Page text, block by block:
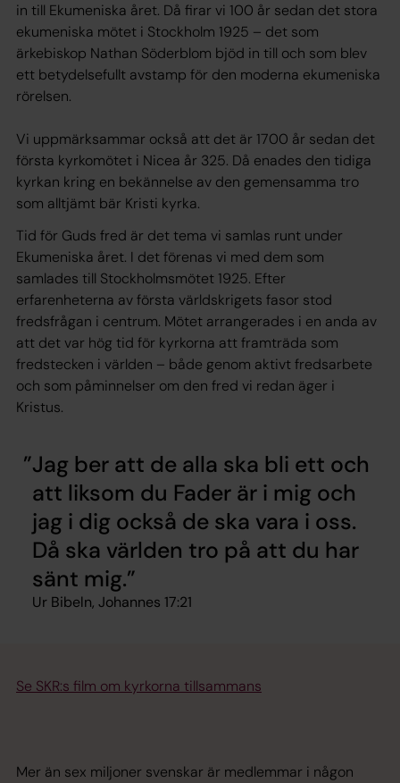
in till Ekumeniska året. Då firar vi 100 år sedan det stora
ekumeniska mötet i Stockholm 1925 – det som
ärkebiskop Nathan Söderblom bjöd in till och som blev
ett betydelsefullt avstamp för den moderna ekumeniska
rörelsen.
Vi uppmärksammar också att det är 1700 år sedan det
första kyrkomötet i Nicea år 325. Då enades den tidiga
kyrkan kring en bekännelse av den gemensamma tro
som alltjämt bär Kristi kyrka.
Tid för Guds fred är det tema vi samlas runt under
Ekumeniska året. I det förenas vi med dem som
samlades till Stockholmsmötet 1925. Efter
erfarenheterna av första världskrigets fasor stod
fredsfrågan i centrum. Mötet arrangerades i en anda av
att det var hög tid för kyrkorna att framträda som
fredstecken i världen – både genom aktivt fredsarbete
och som påminnelser om den fred vi redan äger i
Kristus.
Jag ber att de alla ska bli ett och
att liksom du Fader är i mig och
jag i dig också de ska vara i oss.
Då ska världen tro på att du har
sänt mig.
Ur Bibeln, Johannes 17:21
Se SKR:s film om kyrkorna tillsammans
Mer än sex miljoner svenskar är medlemmar i någon